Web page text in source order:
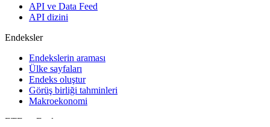
API ve Data Feed
API dizini
Endeksler
Endekslerin araması
Ülke sayfaları
Endeks oluştur
Görüş birliği tahminleri
Makroekonomi
ETF ve Fonlar